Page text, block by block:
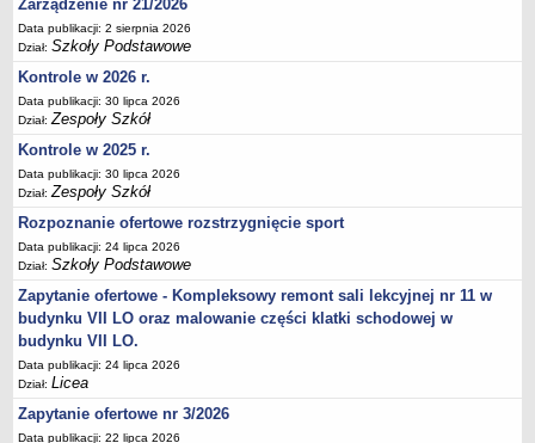
Godziny dyżurów
Ogłoszenia
Zarządzenia
Rejestry, ewidencje, archiwa
Kontrole
PONOWNE WYKORZYSTYWANIE
Sprawozdania
Deklaracja dostępności
DEKLARACJA DOSTĘPNOŚCI
OŚWIADCZENIA MAJĄTKOWE
PONOWNE WYKORZYSTYWANIE
UDOSTĘPNIANIE INFORMACJI PUBLICZNEJ
OCHRONA DANYCH OSOBOWYCH
Zarządzenie nr 21/2026
Data publikacji: 2 sierpnia 2026
Dział:Szkoły Podstawowe
Kontrole w 2026 r.
Data publikacji: 30 lipca 2026
Dział:Zespoły Szkół
Kontrole w 2025 r.
Data publikacji: 30 lipca 2026
Dział:Zespoły Szkół
Rozpoznanie ofertowe rozstrzygnięcie sport
Data publikacji: 24 lipca 2026
Dział:Szkoły Podstawowe
Zapytanie ofertowe - Kompleksowy remont sali lekcyjnej nr 11 w
budynku VII LO oraz malowanie części klatki schodowej w
budynku VII LO.
Data publikacji: 24 lipca 2026
Dział:Licea
Zapytanie ofertowe nr 3/2026
Data publikacji: 22 lipca 2026